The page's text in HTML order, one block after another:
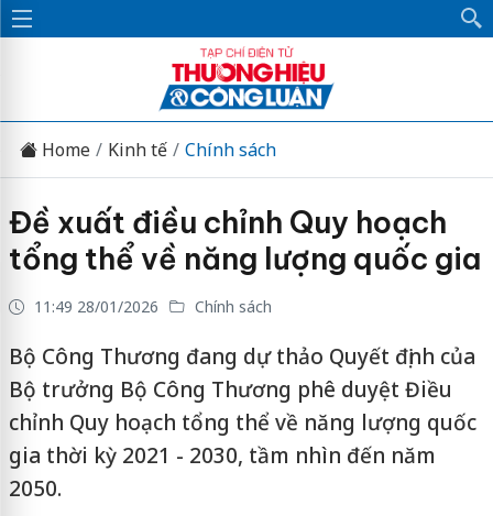
Home Kinh tế Chính sách
Đề xuất điều chỉnh Quy hoạch
tổng thể về năng lượng quốc gia
11:49 28/01/2026 Chính sách
Bộ Công Thương đang dự thảo Quyết định của
Bộ trưởng Bộ Công Thương phê duyệt Điều
chỉnh Quy hoạch tổng thể về năng lượng quốc
gia thời kỳ 2021 - 2030, tầm nhìn đến năm
2050.